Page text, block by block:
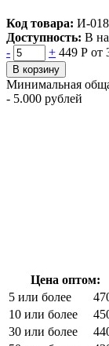
Код товара: И-
Доступность: В
-
+ 449 Р от
В корзину
Минимальная
- 5.000 рублей
Цена оптом:
5 или более
10 или более
30 или более